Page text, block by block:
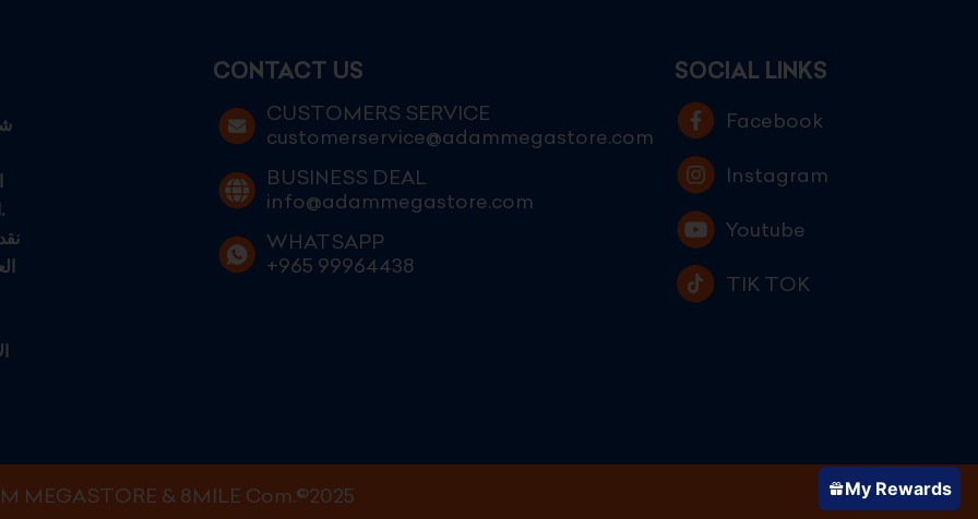
الكويتيين الطموحين الساعين إلى التميز في عالم التجارة الحديثة.
CONTACT US
CUSTOMERS SERVICE
customerservice@adammegastore.com
BUSINESS DEAL
info@adammegastore.com
WHATSAPP
+965 99964438
SOCIAL LINKS
Facebook
Instagram
Youtube
TIK TOK
MEGASTORE & 8MILE Com.©2025 My Rewards